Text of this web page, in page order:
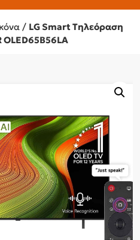
/ LG Smart Τηλεόραση
OLED65B56LA